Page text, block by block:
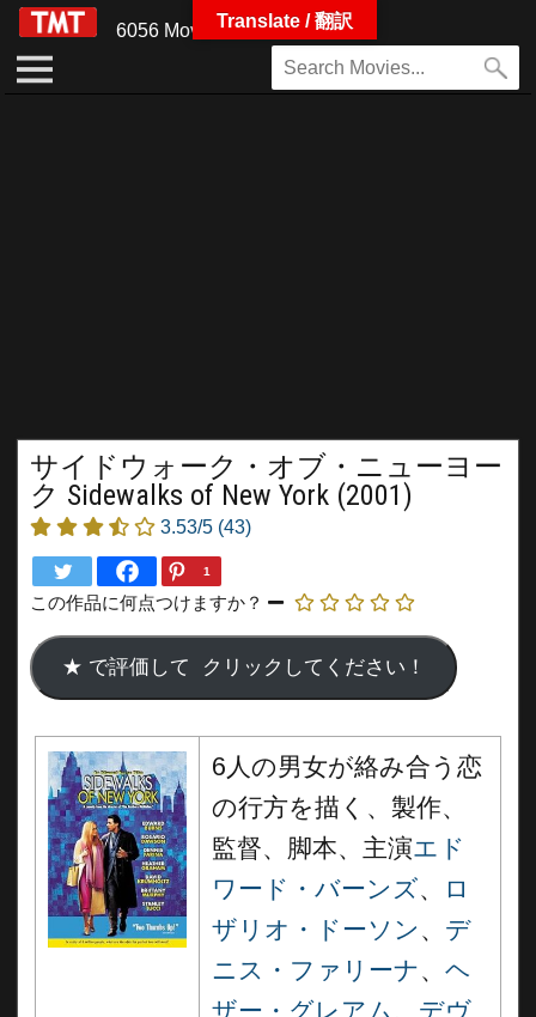
6056 Movies
サイドウォーク・オブ・ニューヨー
ク Sidewalks of New York (2001)
3.53/5 (43)
1
この作品に何点つけますか？
6人の男女が絡み合う恋
の行方を描く、製作、
監督、脚本、主演エド
ワード・バーンズ、
ロ
ザリオ・ドーソン 、 デ
ニス・ファリーナ、 ヘ
ザー・グレアム、 デヴ
Translate / 翻訳